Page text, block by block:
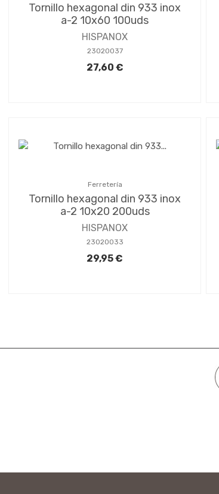
Tornillo hexagonal din 933 inox
a-2 10x60 100uds
HISPANOX
23020037
27,60 €
Ferretería
Tornillo hexagonal din 933 inox
a-2 10x20 200uds
HISPANOX
23020033
29,95 €